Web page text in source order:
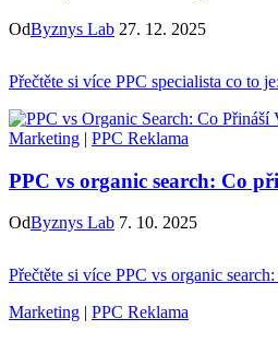
OdByznys Lab 27. 12. 2025
Přečtěte si více PPC specialista co to
Marketing | PPC Reklama
PPC vs organic search: Co
OdByznys Lab 7. 10. 2025
Přečtěte si více PPC vs organic
Marketing | PPC Reklama